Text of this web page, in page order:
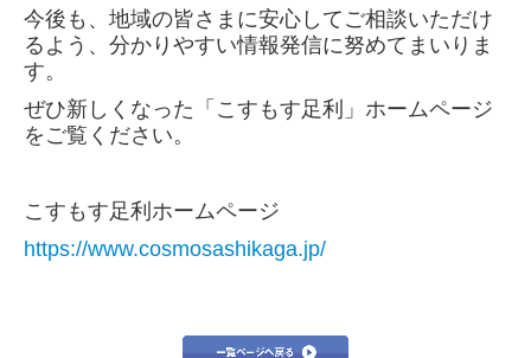
2025/02/23 新鮮野菜市 西水代
2025/03/07 仏壇サロン春彼岸
今後も、地域の皆さまに安心してご相談いただけ
るよう、分かりやすい情報発信に努めてまいりま
す。
ぜひ新しくなった「こすもす足利」ホームページ
をご覧ください。
こすもす足利ホームページ
https://www.cosmosashikaga.jp/